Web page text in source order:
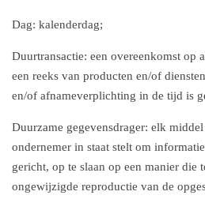
Dag: kalenderdag;
Duurtransactie: een overeenkomst op
een reeks van producten en/of
en/of afnameverplichting in de tijd is
Duurzame gegevensdrager: elk
ondernemer in staat stelt om
gericht, op te slaan op een manier die
ongewijzigde reproductie van de